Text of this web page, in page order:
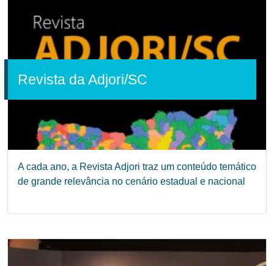
Revista da Adjori/SC
A cada ano, a Revista Adjori traz um conteúdo temático
de grande relevância no cenário estadual e nacional